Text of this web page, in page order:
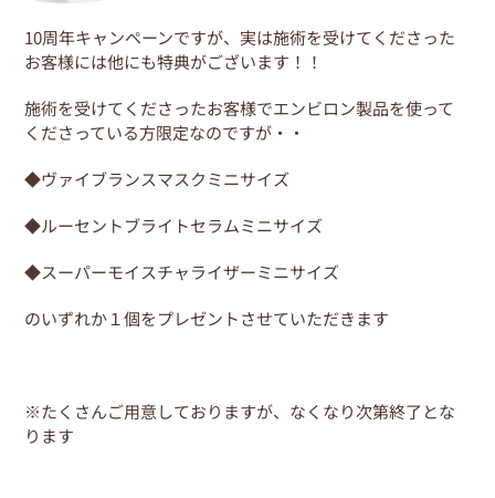
10周年キャンペーンですが、実は施術を受けてくださった
お客様には他にも特典がございます！！
施術を受けてくださったお客様でエンビロン製品を使って
くださっている方限定なのですが・・
◆ヴァイブランスマスクミニサイズ
◆ルーセントブライトセラムミニサイズ
◆スーパーモイスチャライザーミニサイズ
のいずれか１個をプレゼントさせていただきます
※たくさんご用意しておりますが、なくなり次第終了とな
ります